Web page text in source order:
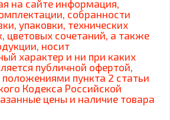
на сайте информация,
собранности
упаковки, технических
цветовых сочетаний, а также
носит
характер и ни при каких
публичной офертой,
пункта 2 статьи
Кодекса Российской
цены и наличие товара